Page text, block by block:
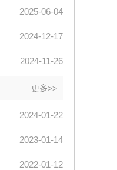
2025-06-04
2024-12-17
2024-11-26
更多>>
2024-01-22
2023-01-14
2022-01-12